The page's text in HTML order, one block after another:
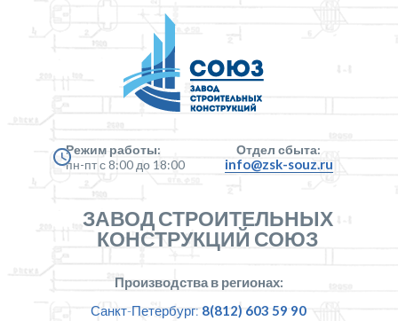
Режим работы:
пн-пт с 8:00 до 18:00
Отдел сбыта:
info@zsk-souz.ru
ЗАВОД СТРОИТЕЛЬНЫХ
КОНСТРУКЦИЙ СОЮЗ
Производства в регионах:
Санкт-Петербург: 8(812) 603 59 90